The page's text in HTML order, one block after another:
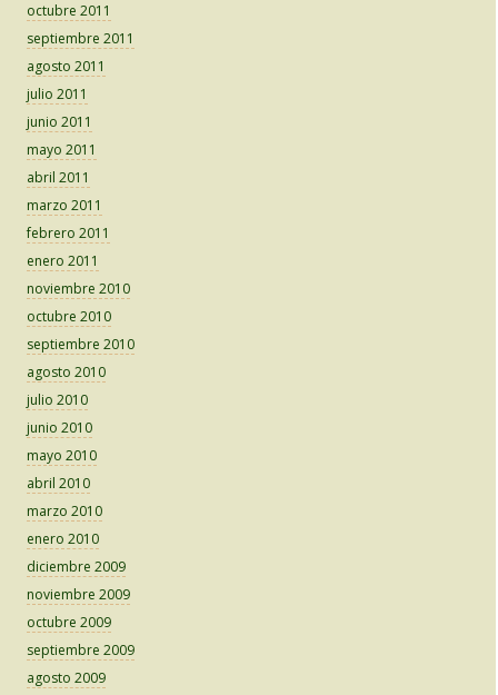
octubre 2011
septiembre 2011
agosto 2011
julio 2011
junio 2011
mayo 2011
abril 2011
marzo 2011
febrero 2011
enero 2011
noviembre 2010
octubre 2010
septiembre 2010
agosto 2010
julio 2010
junio 2010
mayo 2010
abril 2010
marzo 2010
enero 2010
diciembre 2009
noviembre 2009
octubre 2009
septiembre 2009
agosto 2009